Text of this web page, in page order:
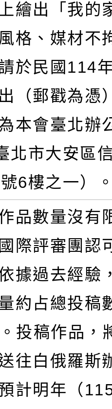
繪出「我的
格、媒材不
於民國114
（郵戳為憑
本會臺北辦
北市大安區
6樓之一）
品數量沒有
際評審團認
據過去經驗
約占總投稿
投稿作品，
往白俄羅斯
計明年（